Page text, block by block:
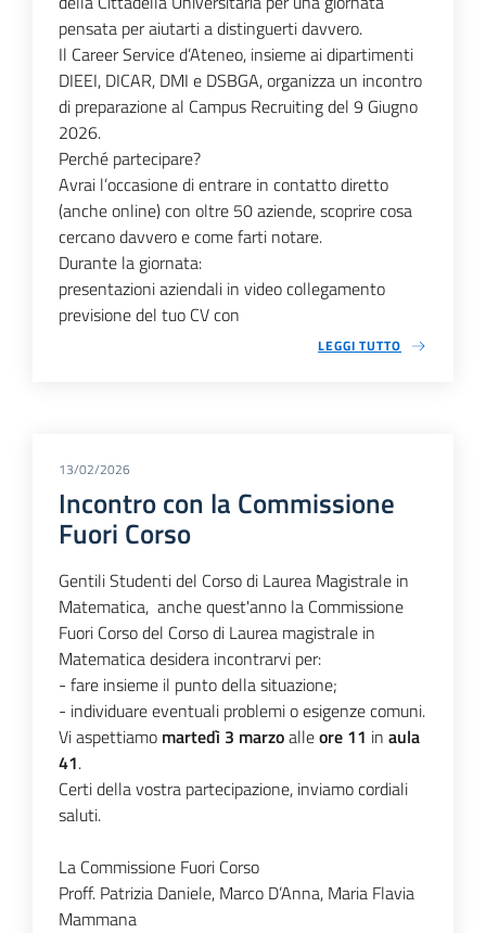
pensata per aiutarti a distinguerti davvero.
Il Career Service d’Ateneo, insieme ai dipartimenti
DIEEI, DICAR, DMI e DSBGA, organizza un incontro
di preparazione al Campus Recruiting del 9 Giugno
2026.
Perché partecipare?
Avrai l’occasione di entrare in contatto diretto
(anche online) con oltre 50 aziende, scoprire cosa
cercano davvero e come farti notare.
Durante la giornata:
presentazioni aziendali in video collegamento
previsione del tuo CV con
LEGGI TUTTO
13/02/2026
Incontro con la Commissione
Fuori Corso
Gentili Studenti del Corso di Laurea Magistrale in
Matematica, anche quest'anno la Commissione
Fuori Corso del Corso di Laurea magistrale in
Matematica desidera incontrarvi per:
- fare insieme il punto della situazione;
- individuare eventuali problemi o esigenze comuni.
Vi aspettiamo martedì 3 marzoalleore 11 in aula
41.
Certi della vostra partecipazione, inviamo cordiali
saluti.
La Commissione Fuori Corso
Proff. Patrizia Daniele, Marco D’Anna, Maria Flavia
Mammana